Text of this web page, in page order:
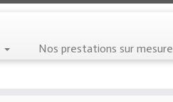
Nos prestations sur mesure